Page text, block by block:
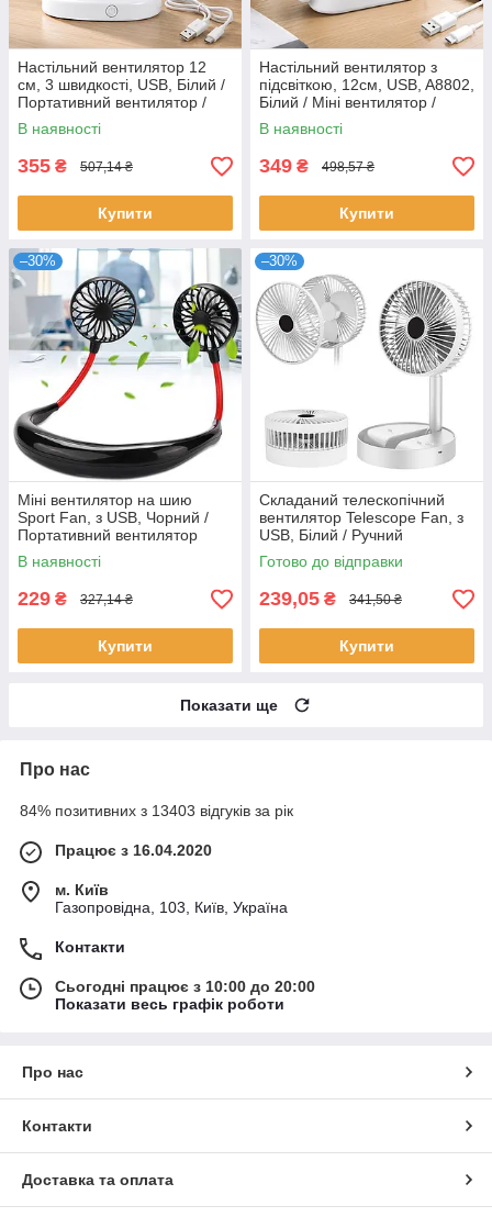
Настільний вентилятор 12
см, 3 швидкості, USB, Білий /
Портативний вентилятор /
Міні вентилятор /
Акумуляторний вентилятор
В наявності
355 ₴ 507,14 ₴
Купити
Настільний вентилятор з
підсвіткою, 12см, USB, A8802,
Білий / Міні вентилятор /
Портативний вентилятор /
Акумуляторний вентилятор
В наявності
349 ₴ 498,57 ₴
Купити
–30%
Міні вентилятор на шию
Sport Fan, з USB, Чорний /
Портативний вентилятор
акумуляторний для спорту
В наявності
229 ₴ 327,14 ₴
Купити
–30%
Складаний телескопічний
вентилятор Telescope Fan, з
USB, Білий / Ручний
настільний міні вентилятор
Готово до відправки
239,05 ₴ 341,50 ₴
Купити
Показати ще
Про нас
84% позитивних з 13403 відгуків за рік
Працює з 16.04.2020
м. Київ
Газопровідна, 103, Київ, Україна
Контакти
Сьогодні працює з 10:00 до 20:00
Показати весь графік роботи
Про нас
Контакти
Доставка та оплата